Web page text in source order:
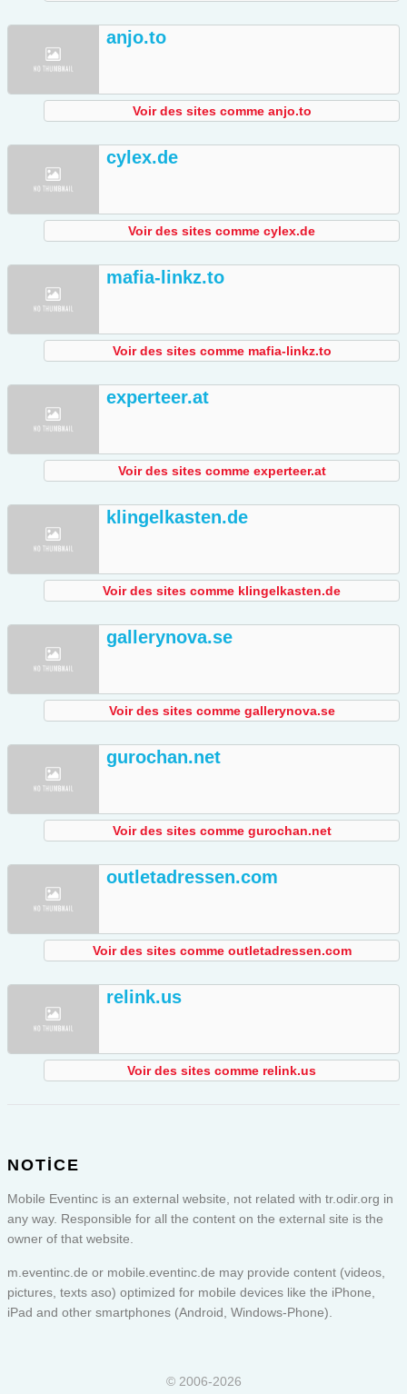
anjo.to
Voir des sites comme anjo.to
cylex.de
Voir des sites comme cylex.de
mafia-linkz.to
Voir des sites comme mafia-linkz.to
experteer.at
Voir des sites comme experteer.at
klingelkasten.de
Voir des sites comme klingelkasten.de
gallerynova.se
Voir des sites comme gallerynova.se
gurochan.net
Voir des sites comme gurochan.net
outletadressen.com
Voir des sites comme outletadressen.com
relink.us
Voir des sites comme relink.us
NOTICE
Mobile Eventinc is an external website, not related with tr.odir.org in
any way. Responsible for all the content on the external site is the
owner of that website.
m.eventinc.de or mobile.eventinc.de may provide content (videos,
pictures, texts aso) optimized for mobile devices like the iPhone,
iPad and other smartphones (Android, Windows-Phone).
© 2006-2026